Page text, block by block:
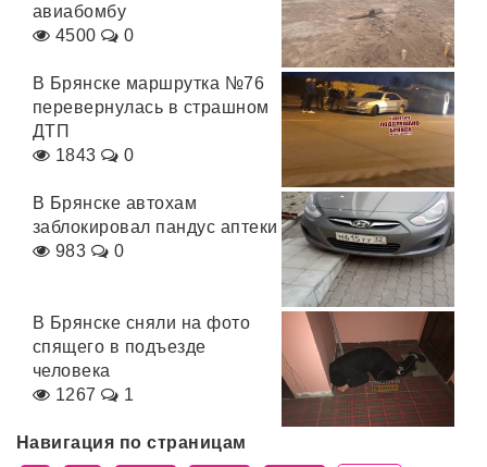
авиабомбу
4500
0
В Брянске маршрутка №76
перевернулась в страшном
ДТП
1843
0
В Брянске автохам
заблокировал пандус аптеки
983
0
В Брянске сняли на фото
спящего в подъезде
человека
1267
1
Навигация по страницам